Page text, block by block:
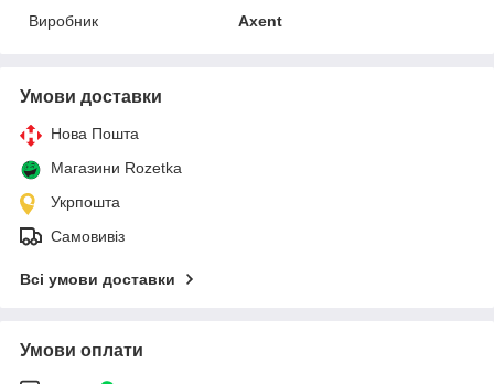
Виробник
Axent
Умови доставки
Нова Пошта
Магазини Rozetka
Укрпошта
Самовивіз
Всі умови доставки
Умови оплати